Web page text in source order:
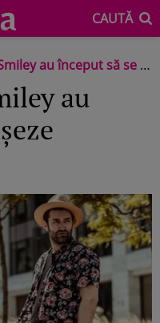
CAUTĂ
început să se afișeze împreună
au